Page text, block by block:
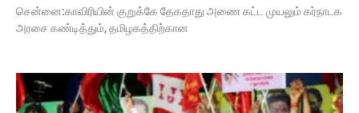
சென்னை:காவிரியின் குறுக்கே தேகதாது அணை கட்ட முயலும் கர்நாடக
அரசை கண்டித்தும், தமிழகத்திற்கான